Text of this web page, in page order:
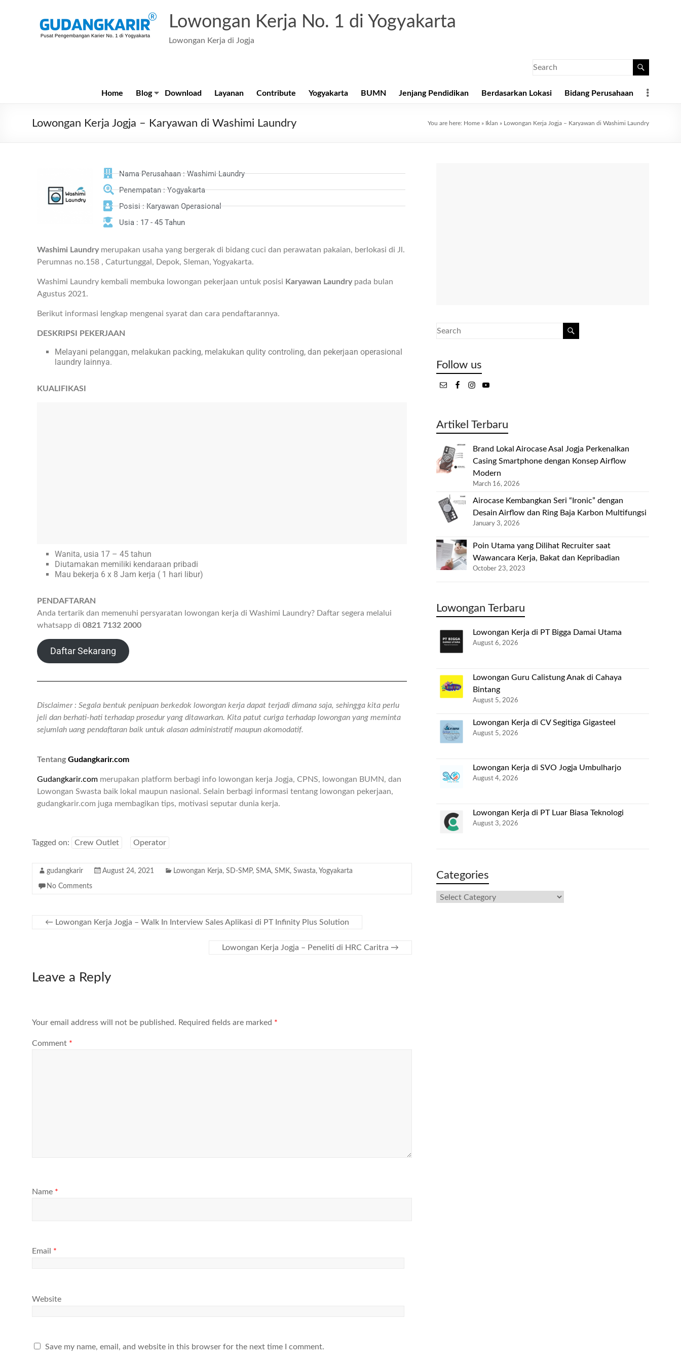
Lowongan Kerja No. 1 di Yogyakarta
Lowongan Kerja di Jogja
Home Blog Download Layanan Contribute Yogyakarta BUMN Jenjang Pendidikan Berdasarkan Lokasi Bidang Perusahaan
Lowongan Kerja Jogja – Karyawan di Washimi Laundry You are here: Home » Iklan » Lowongan Kerja Jogja – Karyawan di Washimi Laundry
Nama Perusahaan : Washimi Laundry
Penempatan : Yogyakarta
Posisi : Karyawan Operasional
Usia : 17 - 45 Tahun
Washimi Laundrymerupakan usaha yang bergerak di bidang cuci dan perawatan pakaian, berlokasi di Jl.
Perumnas no.158 , Caturtunggal, Depok, Sleman, Yogyakarta.
Washimi Laundry kembali membuka lowongan pekerjaan untuk posisi Karyawan Laundrypada bulan
Agustus 2021.
Berikut informasi lengkap mengenai syarat dan cara pendaftarannya.
DESKRIPSI PEKERJAAN
Melayani pelanggan, melakukan packing, melakukan qulity controling, dan pekerjaan operasional
laundry lainnya.
KUALIFIKASI
Wanita, usia 17 – 45 tahun
Diutamakan memiliki kendaraan pribadi
Mau bekerja 6 x 8 Jam kerja ( 1 hari libur)
PENDAFTARAN
Anda tertarik dan memenuhi persyaratan lowongan kerja di Washimi Laundry? Daftar segera melalui
whatsapp di 0821 7132 2000
Daftar Sekarang
Disclaimer : Segala bentuk penipuan berkedok lowongan kerja dapat terjadi dimana saja, sehingga kita perlu
jeli dan berhati-hati terhadap prosedur yang ditawarkan. Kita patut curiga terhadap lowongan yang meminta
sejumlah uang pendaftaran baik untuk alasan administratif maupun akomodatif.
Tentang Gudangkarir.com
Gudangkarir.com merupakan platform berbagi info lowongan kerja Jogja, CPNS, lowongan BUMN, dan
Lowongan Swasta baik lokal maupun nasional. Selain berbagi informasi tentang lowongan pekerjaan,
gudangkarir.com juga membagikan tips, motivasi seputar dunia kerja.
Tagged on: Crew Outlet Operator
gudangkarir August 24, 2021 Lowongan Kerja, SD-SMP, SMA, SMK, Swasta, Yogyakarta
No Comments
← Lowongan Kerja Jogja – Walk In Interview Sales Aplikasi di PT Infinity Plus Solution
Lowongan Kerja Jogja – Peneliti di HRC Caritra →
Leave a Reply
Your email address will not be published. Required fields are marked *
Comment *
Name *
Email *
Website
Save my name, email, and website in this browser for the next time I comment.
Follow us
Artikel Terbaru
Brand Lokal Airocase Asal Jogja Perkenalkan
Casing Smartphone dengan Konsep Airflow
Modern
March 16, 2026
Airocase Kembangkan Seri “Ironic” dengan
Desain Airflow dan Ring Baja Karbon Multifungsi
January 3, 2026
Poin Utama yang Dilihat Recruiter saat
Wawancara Kerja, Bakat dan Kepribadian
October 23, 2023
Lowongan Terbaru
Lowongan Kerja di PT Bigga Damai Utama
August 6, 2026
Lowongan Guru Calistung Anak di Cahaya
Bintang
August 5, 2026
Lowongan Kerja di CV Segitiga Gigasteel
August 5, 2026
Lowongan Kerja di SVO Jogja Umbulharjo
August 4, 2026
Lowongan Kerja di PT Luar Biasa Teknologi
August 3, 2026
Categories